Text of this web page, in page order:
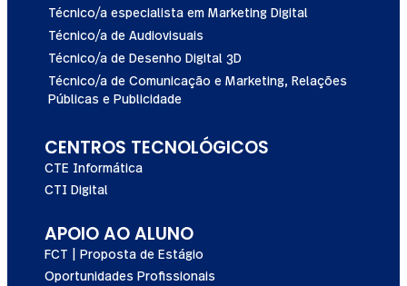
Técnico/a especialista em Marketing Digital
Técnico/a de Audiovisuais
Técnico/a de Desenho Digital 3D
Técnico/a de Comunicação e Marketing, Relações
Públicas e Publicidade
CENTROS TECNOLÓGICOS
CTE Informática
CTI Digital
APOIO AO ALUNO
FCT | Proposta de Estágio
Oportunidades Profissionais